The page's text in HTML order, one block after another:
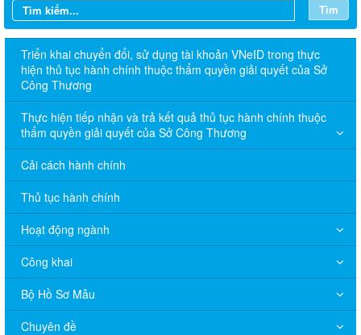
Tìm
Triển khai chuyển đổi, sử dụng tài khoản VNeID trong thực
hiện thủ tục hành chính thuộc thẩm quyền giải quyết của Sở
Công Thương
Thực hiện tiếp nhận và trả kết quả thủ tục hành chính thuộc
thẩm quyền giải quyết của Sở Công Thương
Cải cách hành chính
Thủ tục hành chính
Hoạt động ngành
Công khai
Bộ Hồ Sơ Mẫu
Chuyên đề